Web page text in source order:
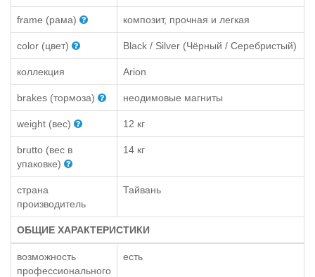
frame (рама) композит, прочная и легкая
color (цвет) Black / Silver (Чёрный / Серебристый)
коллекция Arion
brakes (тормоза) неодимовые магниты
weight (вес) 12 кг
brutto (вес в
упаковке)
14 кг
страна
производитель
Тайвань
ОБЩИЕ ХАРАКТЕРИСТИКИ
возможность
профессионального
есть